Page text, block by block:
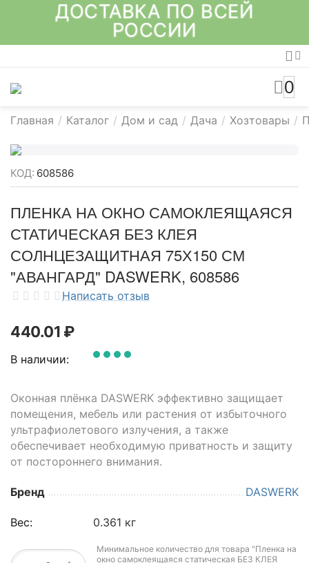
ДОСТАВКА ПО ВСЕЙ
РОССИИ
0
Главная / Каталог / Дом и сад / Дача / Хозтовары /
КОД: 608586
ПЛЕНКА НА ОКНО САМОКЛЕЯЩАЯСЯ
СТАТИЧЕСКАЯ БЕЗ КЛЕЯ
СОЛНЦЕЗАЩИТНАЯ 75Х150 СМ
"АВАНГАРД" DASWERK, 608586
Написать отзыв
440.01 ₽
В наличии:
Оконная плёнка DASWERK эффективно защищает
помещения, мебель или растения от избыточного
ультрафиолетового излучения, а также
обеспечивает необходимую приватность и защиту
от постороннего внимания.
Бренд DASWERK
Вес: 0.361 кг
Минимальное количество для товара "Пленка на
окно самоклеящаяся статическая БЕЗ КЛЕЯ